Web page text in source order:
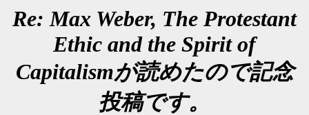
Re: Max Weber, The Protestant
Ethic and the Spirit of
Capitalismが読めたので記念
投稿です。